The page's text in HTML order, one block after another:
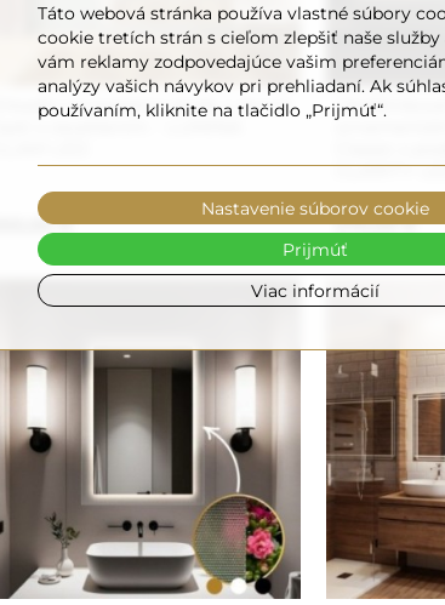
Zrkadlo na toaletný stolík z dvoch
častí s osvetlením - LUMINA
350,00 €
CLARITY
270,00 €
Táto webová stránka používa vlastné súbory
cookie tretích strán s cieľom zlepšiť naše služby
vám reklamy zodpovedajúce vašim
analýzy vašich návykov pri prehliadaní. Ak
používaním, kliknite na tlačidlo „Prijmúť“.
Viac informácií
Nastavenie súborov cookie
Prijmúť